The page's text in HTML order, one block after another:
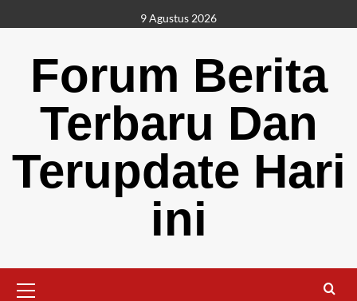
to
9 Agustus 2026
Forum Berita
Terbaru Dan
Terupdate Hari
ini
Menu